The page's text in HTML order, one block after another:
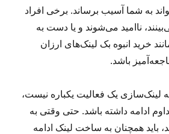
به شما آسیب برساند. برخی افراد
ناامید می‌شوند و یا دست به
خرید انبوه بک لینک‌های ارزان
باشد.
لینک‌سازی یک فعالیت یکباره نیست،
ادامه داشته باشد. حتی وقتی به
باید همچنان به ساخت لینک ادامه